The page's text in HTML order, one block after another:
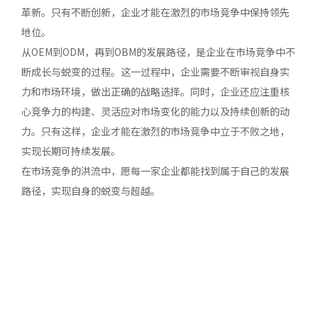
革新。只有不断创新，企业才能在激烈的市场竞争中保持领先
地位。
从OEM到ODM，再到OBM的发展路径，是企业在市场竞争中不
断成长与蜕变的过程。这一过程中，企业需要不断审视自身实
力和市场环境，做出正确的战略选择。同时，企业还应注重核
心竞争力的构建、灵活应对市场变化的能力以及持续创新的动
力。只有这样，企业才能在激烈的市场竞争中立于不败之地，
实现长期可持续发展。
在市场竞争的洪流中，愿每一家企业都能找到属于自己的发展
路径，实现自身的蜕变与超越。